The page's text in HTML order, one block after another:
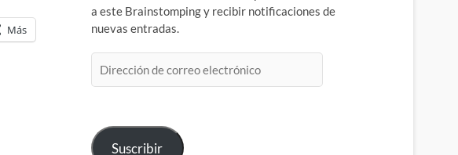
Más
a este Brainstomping y recibir notificaciones de
nuevas entradas.
de
Suscribir